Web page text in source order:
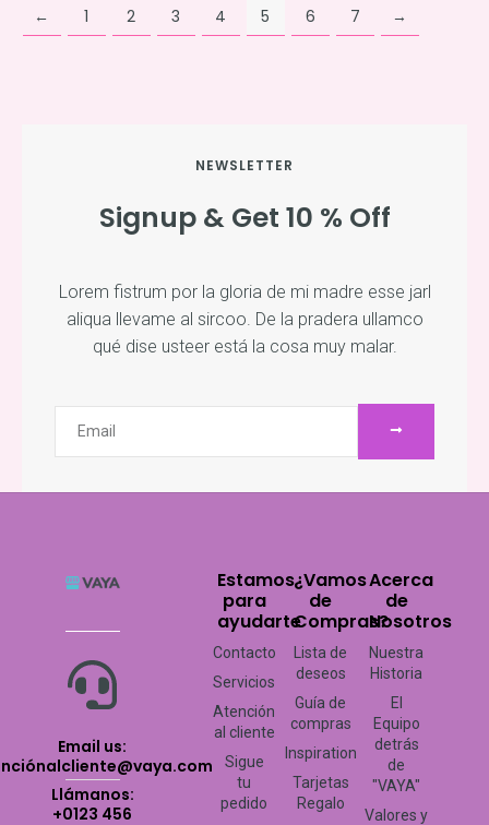
← 1 2 3 4 5 6 7 →
NEWSLETTER
Signup & Get 10 % Off
Lorem fistrum por la gloria de mi madre esse jarl
aliqua llevame al sircoo. De la pradera ullamco
qué dise usteer está la cosa muy malar.
Email
Email us:
Llámanos:
+0123 456
Estamos
para
ayudarte
Contacto
Servicios
Atención
al cliente
Sigue
tu
pedido
¿Vamos
de
Compras?
Lista de
deseos
Guía de
compras
Inspiration
Tarjetas
Regalo
Acerca
de
Nosotros
Nuestra
Historia
El
Equipo
detrás
de
"VAYA"
Valores y